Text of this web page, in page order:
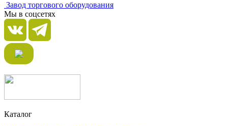
Завод торгового оборудования
Мы в соцсетях
Каталог